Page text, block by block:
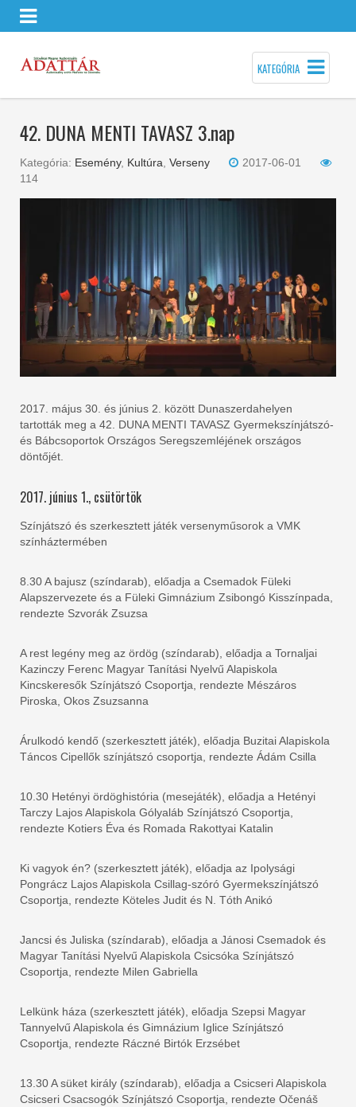
KATEGÓRIA
42. DUNA MENTI TAVASZ 3.nap
Kategória: Esemény, Kultúra Verseny
2017-06-01
114
2017. május 30. és június 2. között Dunaszerdahelyen
tartották meg a 42. DUNA MENTI TAVASZ Gyermekszínjátszó-
és Bábcsoportok Országos Seregszemléjének országos
döntőjét.
2017. június 1., csütörtök
Színjátszó és szerkesztett játék versenyműsorok a VMK
színháztermében
8.30 A bajusz (színdarab), előadja a Csemadok Füleki
Alapszervezete és a Füleki Gimnázium Zsibongó Kisszínpada,
rendezte Szvorák Zsuzsa
A rest legény meg az ördög (színdarab), előadja a Tornaljai
Kazinczy Ferenc Magyar Tanítási Nyelvű Alapiskola
Kincskeresők Színjátszó Csoportja, rendezte Mészáros
Piroska, Okos Zsuzsanna
Árulkodó kendő (szerkesztett játék), előadja Buzitai Alapiskola
Táncos Cipellők színjátszó csoportja, rendezte Ádám Csilla
10.30 Hetényi ördöghistória (mesejáték), előadja a Hetényi
Tarczy Lajos Alapiskola Gólyaláb Színjátszó Csoportja,
rendezte Kotiers Éva és Romada Rakottyai Katalin
Ki vagyok én? (szerkesztett játék), előadja az Ipolysági
Pongrácz Lajos Alapiskola Csillag-szóró Gyermekszínjátszó
Csoportja, rendezte Köteles Judit és N. Tóth Anikó
Jancsi és Juliska (színdarab), előadja a Jánosi Csemadok és
Magyar Tanítási Nyelvű Alapiskola Csicsóka Színjátszó
Csoportja, rendezte Milen Gabriella
Lelkünk háza (szerkesztett játék), előadja Szepsi Magyar
Tannyelvű Alapiskola és Gimnázium Iglice Színjátszó
Csoportja, rendezte Ráczné Birtók Erzsébet
13.30 A süket király (színdarab), előadja a Csicseri Alapiskola
Csicseri Csacsogók Színjátszó Csoportja, rendezte Očenáš